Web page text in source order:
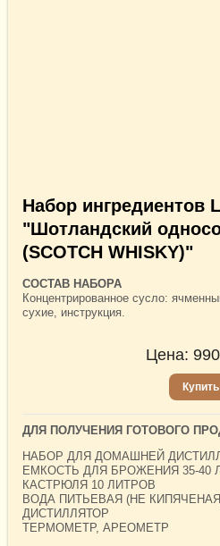
Набор ингредиентов
"Шотландский
(SCOTCH WHISKY)"
СОСТАВ НАБОРА
Концентрированное сусло:
сухие, инструкция.
Цена: 990
Купить
ДЛЯ ПОЛУЧЕНИЯ ГОТОВОГО
НАБОР ДЛЯ ДОМАШНЕЙ
ЕМКОСТЬ ДЛЯ БРОЖЕНИЯ 35-40
КАСТРЮЛЯ 10 ЛИТРОВ
ВОДА ПИТЬЕВАЯ (НЕ
ДИСТИЛЛЯТОР
ТЕРМОМЕТР, АРЕОМЕТР